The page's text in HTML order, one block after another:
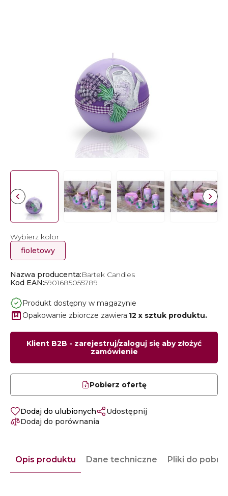
Wybierz kolor
fioletowy
Nazwa producenta:Bartek Candles
Kod EAN:5901685055789
Produkt dostępny w magazynie
Opakowanie zbiorcze zawiera:12 x sztuk produktu.
Klient B2B - zarejestruj/zaloguj się aby złożyć
zamówienie
Pobierz ofertę
Dodaj do ulubionych
Udostępnij
Dodaj do porównania
Opis produktu Dane techniczne Pliki do